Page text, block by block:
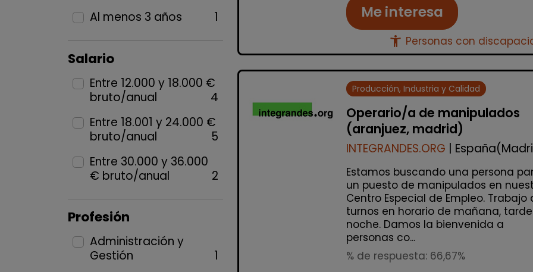
Al menos 3 años
1
Salario
Entre 12.000 y 18.000 €
bruto/anual
4
Entre 18.001 y 24.000 €
bruto/anual
5
Entre 30.000 y 36.000
€ bruto/anual
2
Profesión
Administración y
Gestión
1
Me interesa
accessibility_new Personas con
Producción, Industria y Calidad
Operario/a de manipulados
(aranjuez, madrid)
INTEGRANDES.ORG |
Estamos buscando una persona
un puesto de manipulados en
Centro Especial de Empleo. Trabajo
turnos en horario de mañana,
noche. Damos la bienvenida a
personas co...
% de respuesta: 66,67%